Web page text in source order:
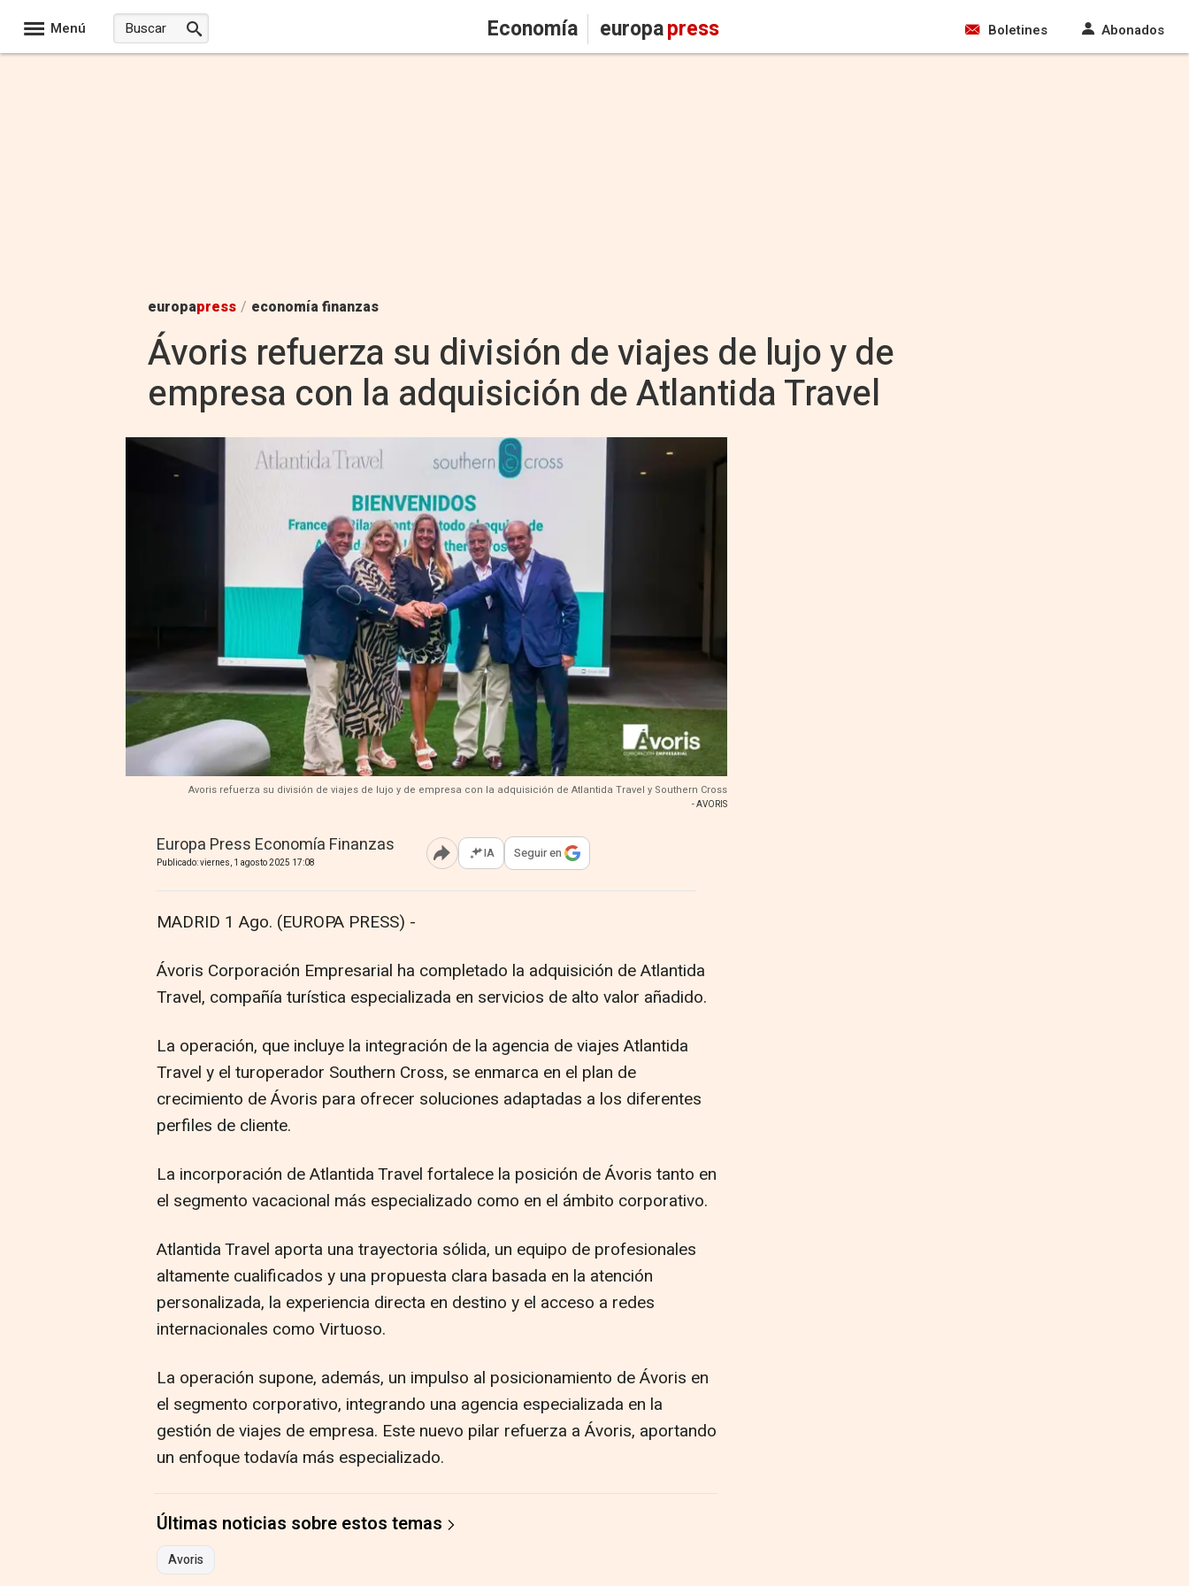
Menú Economía europapress Boletines Abonados
europapress / economía finanzas
Ávoris refuerza su división de viajes de lujo y de
empresa con la adquisición de Atlantida Travel
Avoris refuerza su división de viajes de lujo y de empresa con la adquisición de Atlantida Travel y Southern Cross
- AVORIS
Europa Press Economía Finanzas
Publicado: viernes, 1 agosto 2025 17:08 Abrir opciones para compartir
IA Seguir en
MADRID 1 Ago. (EUROPA PRESS) -
Ávoris Corporación Empresarial ha completado la adquisición de Atlantida
Travel, compañía turística especializada en servicios de alto valor añadido.
La operación, que incluye la integración de la agencia de viajes Atlantida
Travel y el turoperador Southern Cross, se enmarca en el plan de
crecimiento de Ávoris para ofrecer soluciones adaptadas a los diferentes
perfiles de cliente.
La incorporación de Atlantida Travel fortalece la posición de Ávoris tanto en
el segmento vacacional más especializado como en el ámbito corporativo.
Atlantida Travel aporta una trayectoria sólida, un equipo de profesionales
altamente cualificados y una propuesta clara basada en la atención
personalizada, la experiencia directa en destino y el acceso a redes
internacionales como Virtuoso.
La operación supone, además, un impulso al posicionamiento de Ávoris en
el segmento corporativo, integrando una agencia especializada en la
gestión de viajes de empresa. Este nuevo pilar refuerza a Ávoris, aportando
un enfoque todavía más especializado.
Últimas noticias sobre estos temas
Avoris